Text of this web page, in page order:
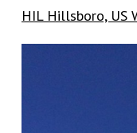
HIL Hillsboro, US